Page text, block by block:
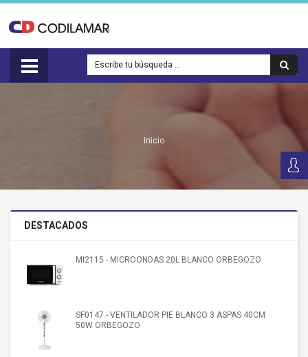
Inicio
DESTACADOS
MI2115 - MICROONDAS 20L BLANCO ORBEGOZO
SF0147 - VENTILADOR PIE BLANCO 3 ASPAS 40CM
50W ORBEGOZO